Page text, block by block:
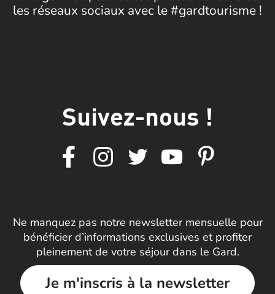
les réseaux sociaux avec le #gardtourisme !
Suivez-nous !
Ne manquez pas notre newsletter mensuelle pour
bénéficier d’informations exclusives et profiter
pleinement de votre séjour dans le Gard.
Je m'inscris à la newsletter